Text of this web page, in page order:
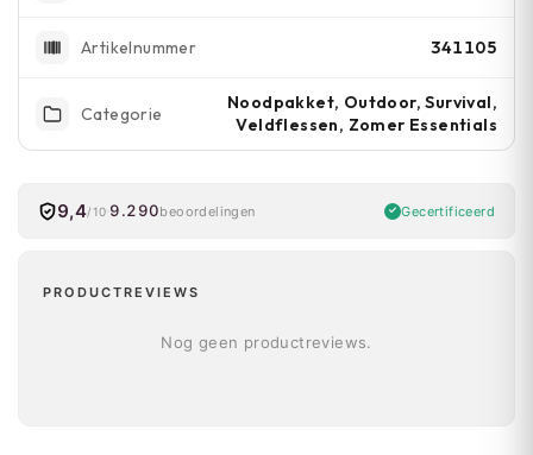
Artikelnummer 341105
Categorie
Noodpakket, Outdoor, Survival,
Veldflessen, Zomer Essentials
9,4/10 9.290beoordelingen Gecertificeerd
PRODUCTREVIEWS
Nog geen productreviews.